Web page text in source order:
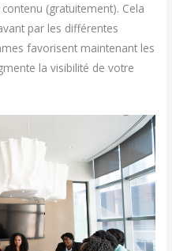
(gratuitement). Cela
par les différentes
favorisent maintenant les
la visibilité de votre